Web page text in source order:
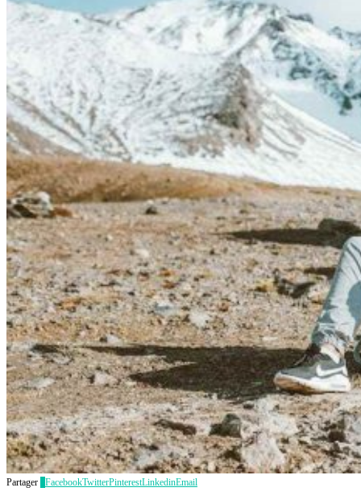
Partager FacebookTwitterPinterestLinkedinEmail